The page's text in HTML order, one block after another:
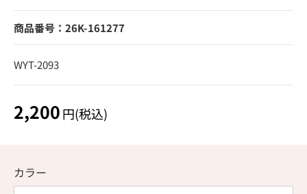
商品番号：26K-161277
WYT-2093
2,200円(税込)
カラー